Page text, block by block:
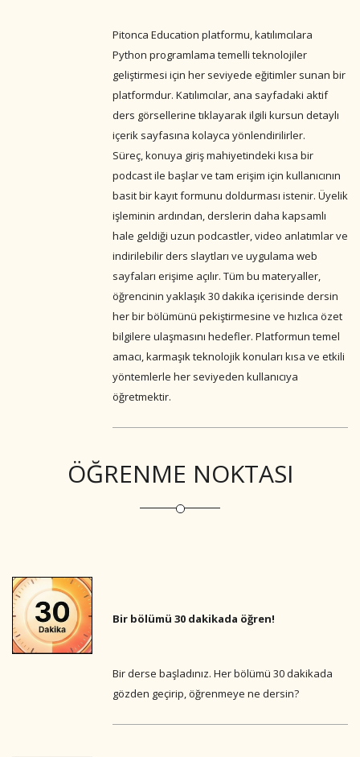
Pitonca Education platformu, katılımcılara
Python programlama temelli teknolojiler
geliştirmesi için her seviyede eğitimler sunan bir
platformdur. Katılımcılar, ana sayfadaki aktif
ders görsellerine tıklayarak ilgili kursun detaylı
içerik sayfasına kolayca yönlendirilirler.
Süreç, konuya giriş mahiyetindeki kısa bir
podcast ile başlar ve tam erişim için kullanıcının
basit bir kayıt formunu doldurması istenir. Üyelik
işleminin ardından, derslerin daha kapsamlı
hale geldiği uzun podcastler, video anlatımlar ve
indirilebilir ders slaytları ve uygulama web
sayfaları erişime açılır. Tüm bu materyaller,
öğrencinin yaklaşık 30 dakika içerisinde dersin
her bir bölümünü pekiştirmesine ve hızlıca özet
bilgilere ulaşmasını hedefler. Platformun temel
amacı, karmaşık teknolojik konuları kısa ve etkili
yöntemlerle her seviyeden kullanıcıya
öğretmektir.
ÖĞRENME NOKTASI
Bir bölümü 30 dakikada öğren!
Bir derse başladınız. Her bölümü 30 dakikada
gözden geçirip, öğrenmeye ne dersin?